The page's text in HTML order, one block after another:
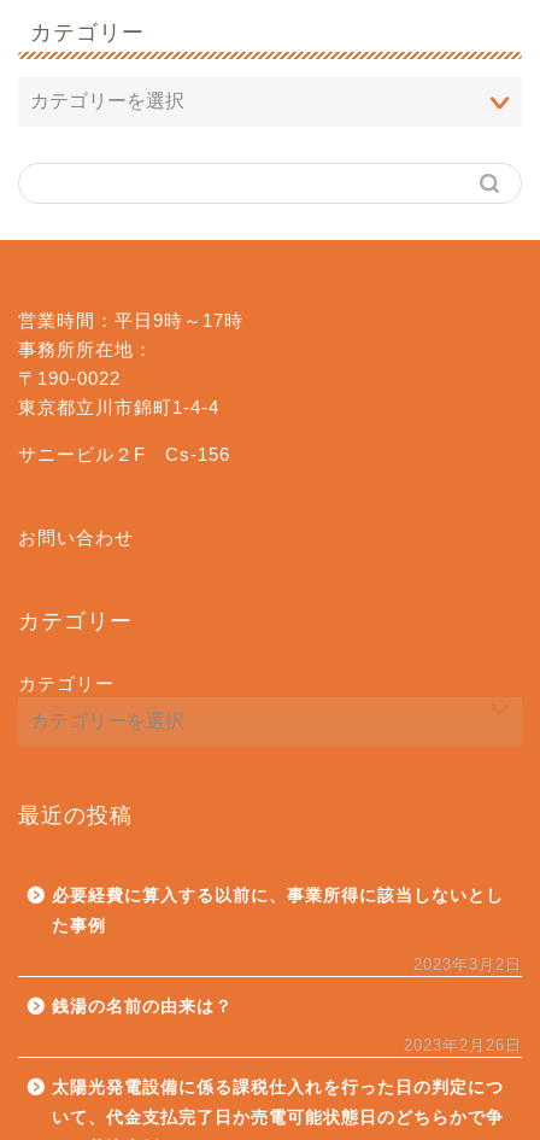
カテゴリー
営業時間：平日9時～17時
事務所所在地：
〒190-0022
東京都立川市錦町1-4-4
サニービル２F Cs-156
お問い合わせ
カテゴリー
カテゴリー
最近の投稿
必要経費に算入する以前に、事業所得に該当しないとし
た事例
2023年3月2日
銭湯の名前の由来は？
2023年2月26日
太陽光発電設備に係る課税仕入れを行った日の判定につ
いて、代金支払完了日か売電可能状態日のどちらかで争